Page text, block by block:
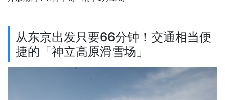
从东京出发只要66分钟！交通相当便
捷的「神立高原滑雪场」